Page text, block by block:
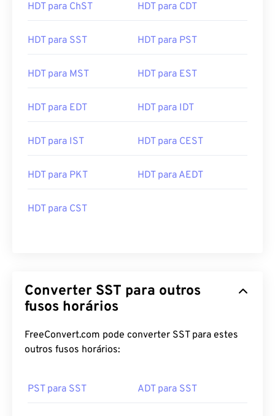
HDT para ChST HDT para CDT
HDT para SST HDT para PST
HDT para MST HDT para EST
HDT para EDT HDT para IDT
HDT para IST HDT para CEST
HDT para PKT HDT para AEDT
HDT para CST
Converter SST para outros
fusos horários
FreeConvert.com pode converter SST para estes
outros fusos horários:
PST para SST ADT para SST